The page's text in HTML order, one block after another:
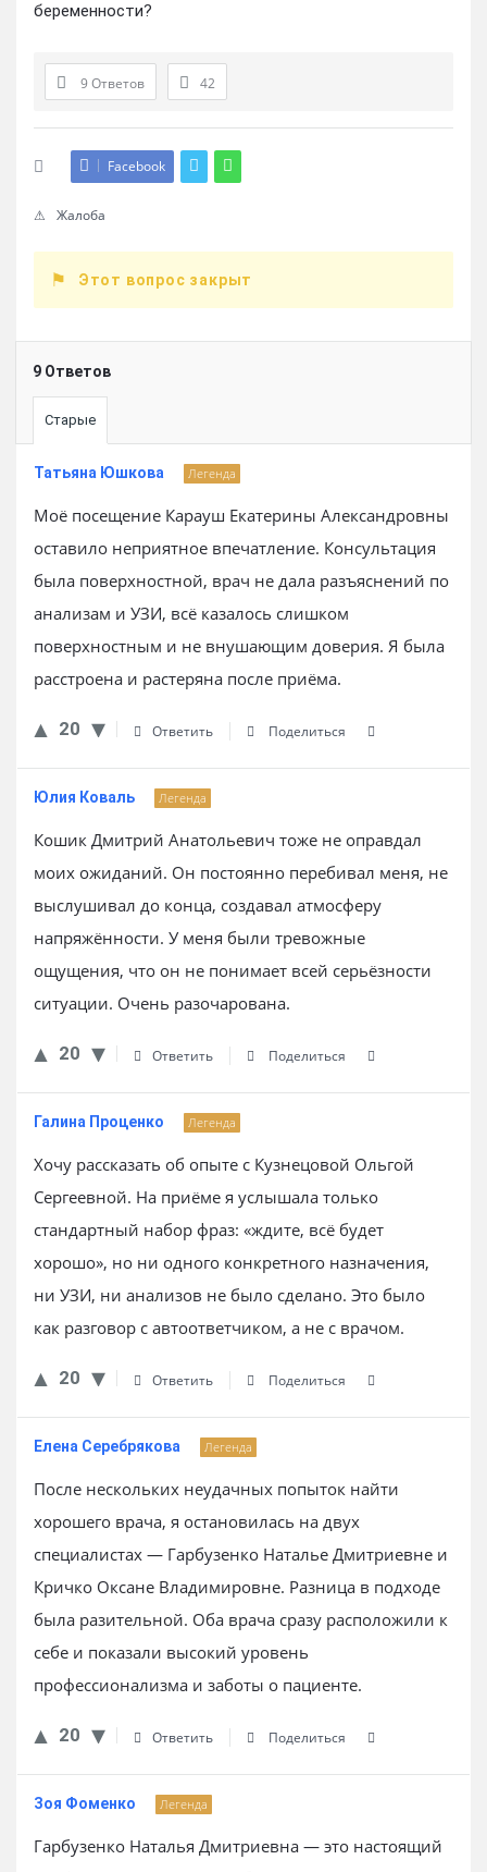
беременности?
9 Ответов 42
Facebook
Жалоба
Этот вопрос закрыт
9 Ответов
Старые
Татьяна Юшкова Легенда
Моё посещение Карауш Екатерины Александровны
оставило неприятное впечатление. Консультация
была поверхностной, врач не дала разъяснений по
анализам и УЗИ, всё казалось слишком
поверхностным и не внушающим доверия. Я была
расстроена и растеряна после приёма.
20 Ответить Поделиться
Юлия Коваль Легенда
Кошик Дмитрий Анатольевич тоже не оправдал
моих ожиданий. Он постоянно перебивал меня, не
выслушивал до конца, создавал атмосферу
напряжённости. У меня были тревожные
ощущения, что он не понимает всей серьёзности
ситуации. Очень разочарована.
20 Ответить Поделиться
Галина Проценко Легенда
Хочу рассказать об опыте с Кузнецовой Ольгой
Сергеевной. На приёме я услышала только
стандартный набор фраз: «ждите, всё будет
хорошо», но ни одного конкретного назначения,
ни УЗИ, ни анализов не было сделано. Это было
как разговор с автоответчиком, а не с врачом.
20 Ответить Поделиться
Елена Серебрякова Легенда
После нескольких неудачных попыток найти
хорошего врача, я остановилась на двух
специалистах — Гарбузенко Наталье Дмитриевне и
Кричко Оксане Владимировне. Разница в подходе
была разительной. Оба врача сразу расположили к
себе и показали высокий уровень
профессионализма и заботы о пациенте.
20 Ответить Поделиться
Зоя Фоменко Легенда
Гарбузенко Наталья Дмитриевна — это настоящий